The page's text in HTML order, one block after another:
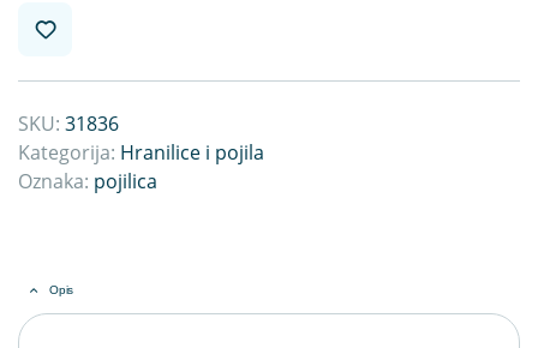
SKU: 31836
Kategorija: Hranilice i pojila
Oznaka: pojilica
Opis